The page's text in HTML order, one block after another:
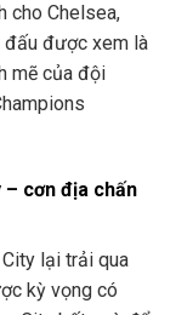
cho Chelsea,
đấu được xem là
mẽ của đội
cơn địa chấn
lại trải qua
kỳ vọng có